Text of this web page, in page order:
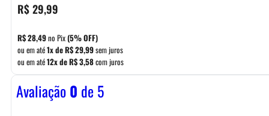
R$29,99
R$28,49no Pix(5% OFF)
ou em até1x deR$29,99sem juros
ou em até12x deR$3,58com juros
Avaliação0 de 5